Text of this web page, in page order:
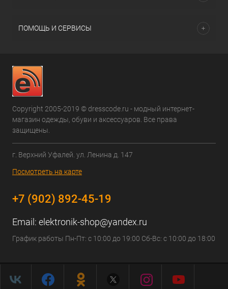
ПОМОЩЬ И СЕРВИСЫ
Copyright 2005-2019 © dresscode.ru - модный интернет-
магазин одежды, обуви и аксессуаров. Все права
защищены.
г. Верхний Уфалей. ул. Ленина д. 147
Посмотреть на карте
+7 (902) 892-45-19
Email: elektronik-shop@yandex.ru
График работы Пн-Пт: с 10:00 до 19:00 Сб-Вс: с 10:00 до 18:00